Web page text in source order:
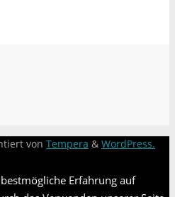
von Tempera & WordPress.
Erfahrung auf